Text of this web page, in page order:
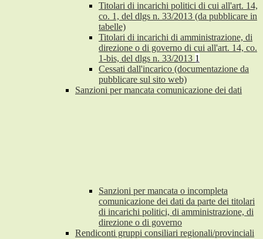
Titolari di incarichi politici di cui all'art. 14,
co. 1, del dlgs n. 33/2013 (da pubblicare in
tabelle)
Titolari di incarichi di amministrazione, di
direzione o di governo di cui all'art. 14, co.
1-bis, del dlgs n. 33/2013 1
Cessati dall'incarico (documentazione da
pubblicare sul sito web)
Sanzioni per mancata comunicazione dei dati
Sanzioni per mancata o incompleta
comunicazione dei dati da parte dei titolari
di incarichi politici, di amministrazione, di
direzione o di governo
Rendiconti gruppi consiliari regionali/provinciali